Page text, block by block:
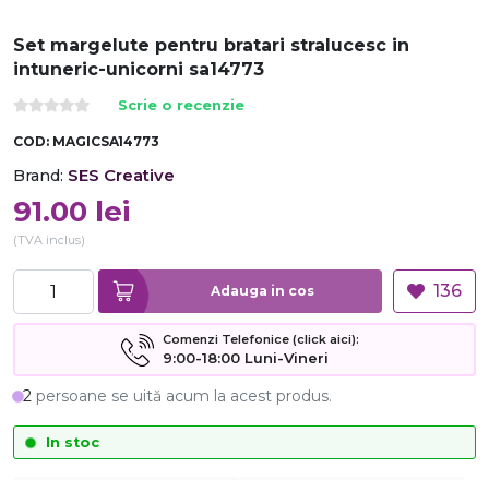
Set margelute pentru bratari stralucesc in
intuneric-unicorni sa14773
Scrie o recenzie
COD: MAGICSA14773
Brand: SES Creative
91.00 lei
(TVA inclus)
Adauga in cos 136
Comenzi Telefonice (click aici):
9:00-18:00 Luni-Vineri
2 persoane se uită acum la acest produs.
In stoc